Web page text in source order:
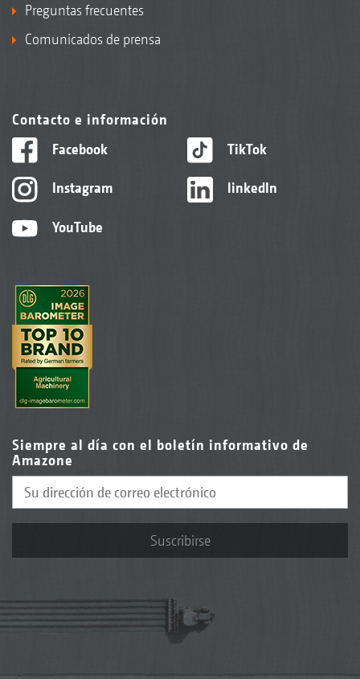
Preguntas frecuentes
Comunicados de prensa
Contacto e información
Facebook
Instagram
YouTube
TikTok
linkedIn
Siempre al día con el boletín informativo de
Amazone
Suscribirse